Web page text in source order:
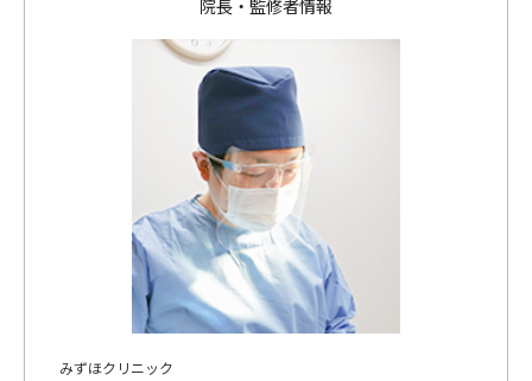
院長・監修者情報
みずほクリニック